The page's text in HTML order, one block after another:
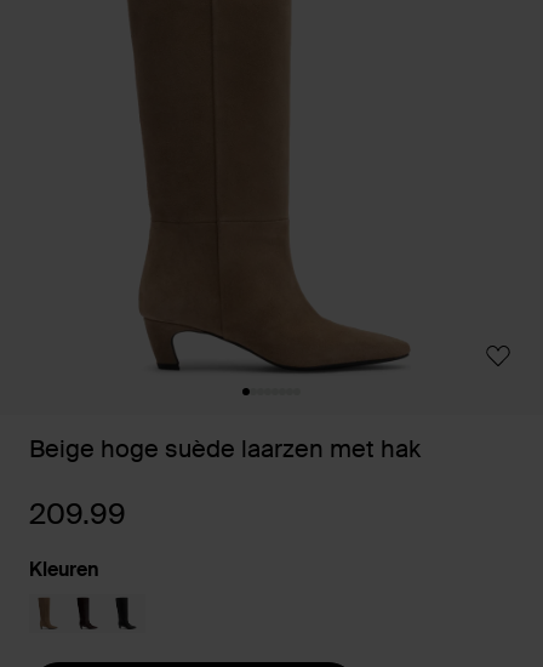
Beige hoge suède laarzen met hak
209.99
Kleuren